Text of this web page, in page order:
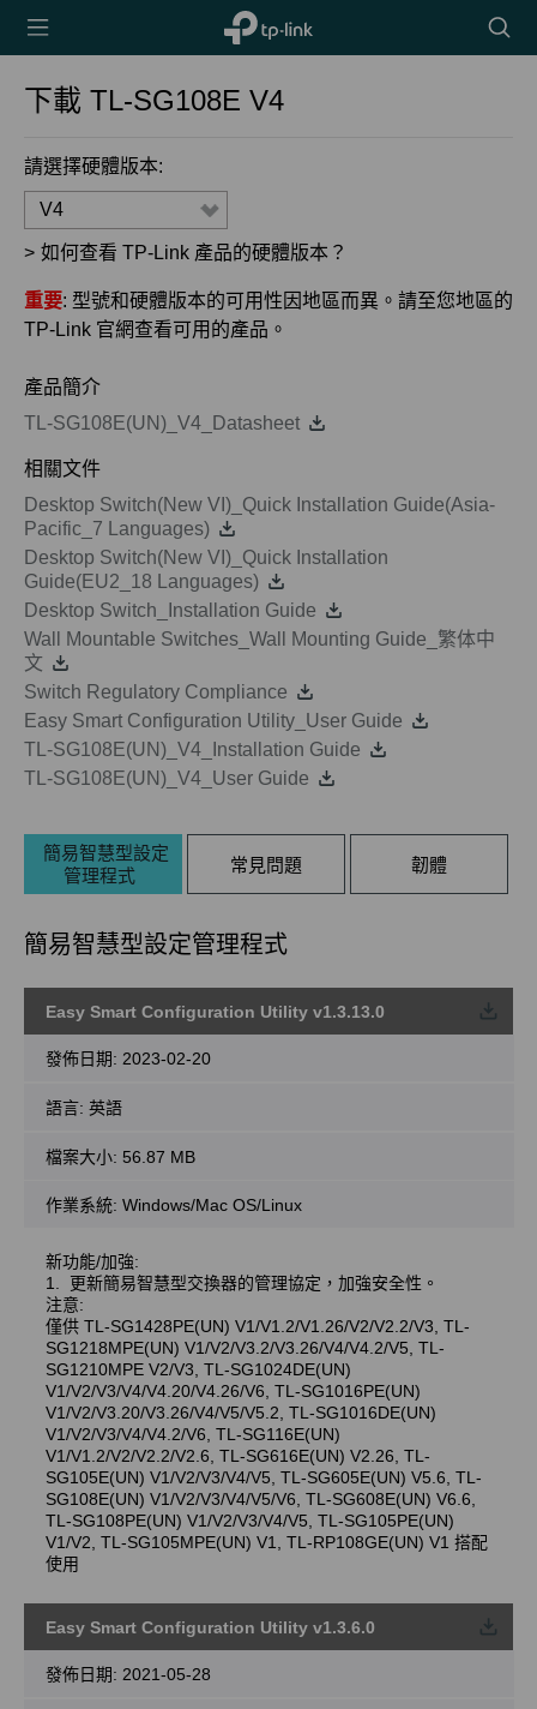
TP-Link,
Reliably
搜
尋
下載 TL-SG108E V4
請選擇硬體版本:
V4
> 如何查看 TP-Link 產品的硬體版本？
重要: 型號和硬體版本的可用性因地區而異。請至您地區的
TP-Link 官網查看可用的產品。
產品簡介
TL-SG108E(UN)_V4_Datasheet
相關文件
Desktop Switch(New VI)_Quick Installation Guide(Asia-
Pacific_7 Languages)
Desktop Switch(New VI)_Quick Installation
Guide(EU2_18 Languages)
Desktop Switch_Installation Guide
Wall Mountable Switches_Wall Mounting Guide_繁体中
文
Switch Regulatory Compliance
Easy Smart Configuration Utility_User Guide
TL-SG108E(UN)_V4_Installation Guide
TL-SG108E(UN)_V4_User Guide
簡易智慧型設定
管理程式
常見問題 韌體
簡易智慧型設定管理程式
Easy Smart Configuration Utility v1.3.13.0
發佈日期: 2023-02-20
語言: 英語
檔案大小: 56.87 MB
作業系統: Windows/Mac OS/Linux
新功能/加強:
1. 更新簡易智慧型交換器的管理協定，加強安全性。
注意:
僅供 TL-SG1428PE(UN) V1/V1.2/V1.26/V2/V2.2/V3, TL-
SG1218MPE(UN) V1/V2/V3.2/V3.26/V4/V4.2/V5, TL-
SG1210MPE V2/V3, TL-SG1024DE(UN)
V1/V2/V3/V4/V4.20/V4.26/V6, TL-SG1016PE(UN)
V1/V2/V3.20/V3.26/V4/V5/V5.2, TL-SG1016DE(UN)
V1/V2/V3/V4/V4.2/V6, TL-SG116E(UN)
V1/V1.2/V2/V2.2/V2.6, TL-SG616E(UN) V2.26, TL-
SG105E(UN) V1/V2/V3/V4/V5, TL-SG605E(UN) V5.6, TL-
SG108E(UN) V1/V2/V3/V4/V5/V6, TL-SG608E(UN) V6.6,
TL-SG108PE(UN) V1/V2/V3/V4/V5, TL-SG105PE(UN)
V1/V2, TL-SG105MPE(UN) V1, TL-RP108GE(UN) V1 搭配
使用
Easy Smart Configuration Utility v1.3.6.0
發佈日期: 2021-05-28